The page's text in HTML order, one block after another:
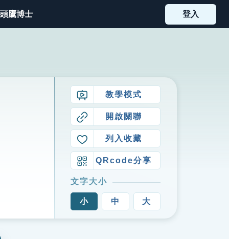
鷹博士 登入
教學模式
開啟關聯
列入收藏
QRcode分享
文字大小
小 中 大